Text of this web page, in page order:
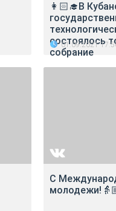
👩🏻‍🎓В
состоялось
собрание
01.09.2021
С